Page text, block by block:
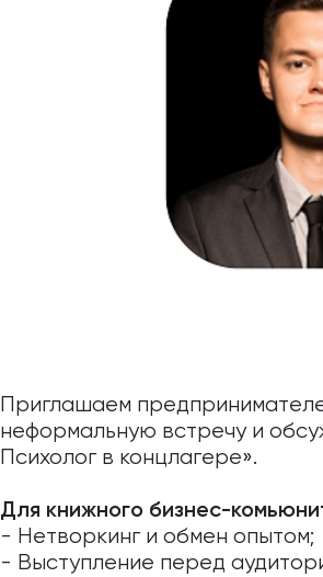
Приглашаем
неформальную встречу и
Психолог в концлагере».
Для книжного бизнес-
- Нетворкинг и обмен опытом;
- Выступление перед